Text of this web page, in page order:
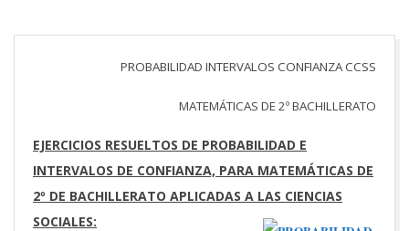
PROBABILIDAD INTERVALOS CONFIANZA CCSS
MATEMÁTICAS DE 2º BACHILLERATO
EJERCICIOS RESUELTOS DE PROBABILIDAD E
INTERVALOS DE CONFIANZA, PARA MATEMÁTICAS DE
2º DE BACHILLERATO APLICADAS A LAS CIENCIAS
SOCIALES: